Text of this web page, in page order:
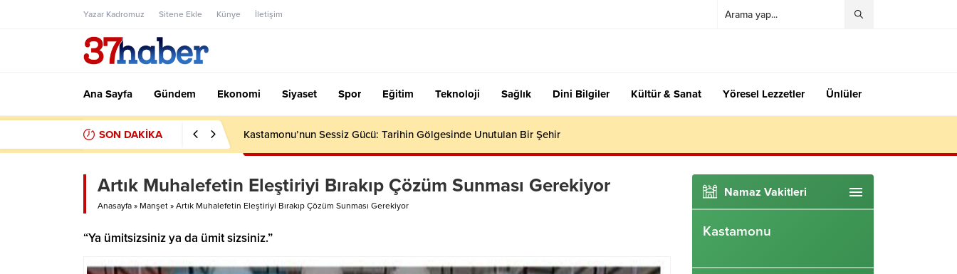
Yazar Kadromuz Sitene Ekle Künye İletişim
Ana Sayfa Gündem Ekonomi Siyaset Spor Eğitim Teknoloji Sağlık Dini Bilgiler Kültür & Sanat Yöresel Lezzetler Ünlüler
SON DAKİKA Kastamonu’nun Sessiz Gücü: Tarihin Gölgesinde Unutulan Bir Şehir
Artık Muhalefetin Eleştiriyi Bırakıp Çözüm Sunması Gerekiyor
Anasayfa » Manşet » Artık Muhalefetin Eleştiriyi Bırakıp Çözüm Sunması Gerekiyor
“Ya ümitsizsiniz ya da ümit sizsiniz.”
Namaz Vakitleri
Kastamonu